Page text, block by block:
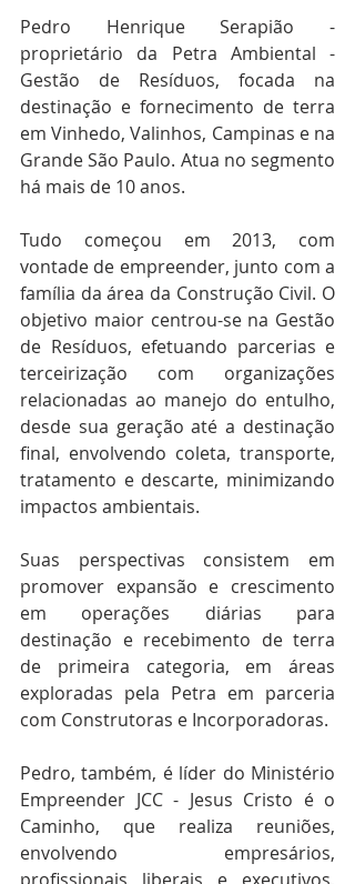
Pedro Henrique Serapião -
proprietário da Petra Ambiental -
Gestão de Resíduos, focada na
destinação e fornecimento de terra
em Vinhedo, Valinhos, Campinas e na
Grande São Paulo. Atua no segmento
há mais de 10 anos.
Tudo começou em 2013, com
vontade de empreender, junto com a
família da área da Construção Civil. O
objetivo maior centrou-se na Gestão
de Resíduos, efetuando parcerias e
terceirização com organizações
relacionadas ao manejo do entulho,
desde sua geração até a destinação
final, envolvendo coleta, transporte,
tratamento e descarte, minimizando
impactos ambientais.
Suas perspectivas consistem em
promover expansão e crescimento
em operações diárias para
destinação e recebimento de terra
de primeira categoria, em áreas
exploradas pela Petra em parceria
com Construtoras e Incorporadoras.
Pedro, também, é líder do Ministério
Empreender JCC - Jesus Cristo é o
Caminho, que realiza reuniões,
envolvendo empresários,